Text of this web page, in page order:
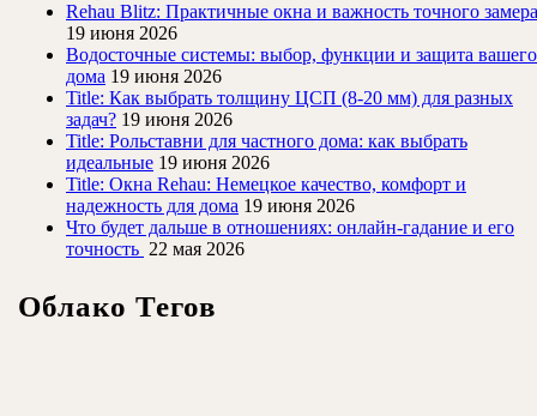
Rehau Blitz: Практичные окна и важность точного замера
19 июня 2026
Водосточные системы: выбор, функции и защита вашего
дома 19 июня 2026
Title: Как выбрать толщину ЦСП (8-20 мм) для разных
задач? 19 июня 2026
Title: Рольставни для частного дома: как выбрать
идеальные 19 июня 2026
Title: Окна Rehau: Немецкое качество, комфорт и
надежность для дома 19 июня 2026
Что будет дальше в отношениях: онлайн-гадание и его
точность 22 мая 2026
Облако Тегов